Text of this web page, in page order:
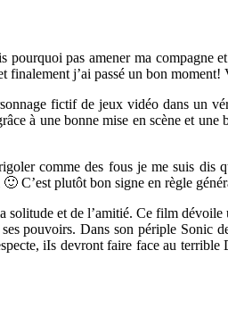
pas amener ma compagne
finalement j’ai passé un bon
fictif de jeux vidéo dans un
à une bonne mise en scène et
comme des fous je me suis
C’est plutôt bon signe en règle
solitude et de l’amitié. Ce film
pouvoirs. Dans son périple
iIs devront faire face au